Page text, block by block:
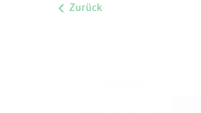
Zurück